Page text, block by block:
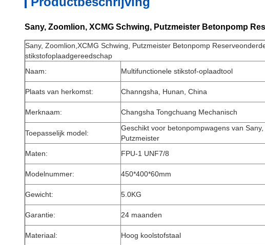
Sany, Zoomlion, XCMG Schwing, Putzmeister Betonpomp
Sany, Zoomlion,XCMG Schwing, Putzmeister Betonpomp
stikstofoplaadgereedschap
Naam:
Multifunctionele stikstof-oplaadtool
Plaats van herkomst: Channgsha, Hunan, China
Merknaam: Changsha Tongchuang Mechanisch
Toepasselijk model:
Geschikt voor betonpompwagens van
Putzmeister
Maten:
FPU-1 UNF7/8
Modelnummer: 450*400*60mm
Gewicht: 5.0KG
Garantie: 24 maanden
Materiaal: Hoog koolstofstaal